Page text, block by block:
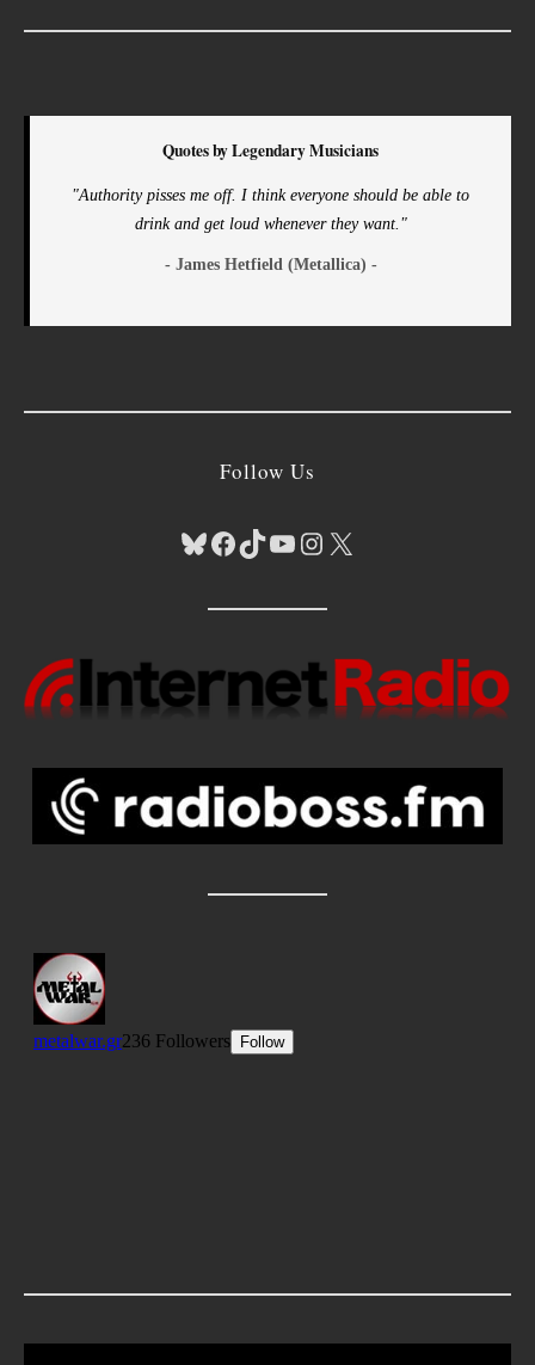
Quotes by Legendary Musicians
"Authority pisses me off. I think everyone should be able to
drink and get loud whenever they want."
- James Hetfield (Metallica) -
Follow Us